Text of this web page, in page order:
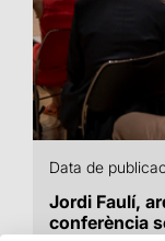
Data de
Jordi Faulí,
conferència